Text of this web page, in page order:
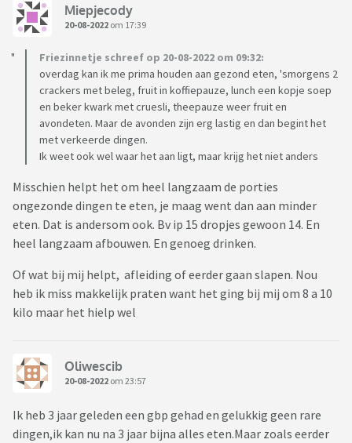
Miepjecody
20-08-2022 om 17:39
Friezinnetje schreef op 20-08-2022 om 09:32:
overdag kan ik me prima houden aan gezond eten, 'smorgens 2
crackers met beleg, fruit in koffiepauze, lunch een kopje soep
en beker kwark met cruesli, theepauze weer fruit en
avondeten. Maar de avonden zijn erg lastig en dan begint het
met verkeerde dingen.
Ik weet ook wel waar het aan ligt, maar krijg het niet anders
Misschien helpt het om heel langzaam de porties
ongezonde dingen te eten, je maag went dan aan minder
eten. Dat is andersom ook. Bv ip 15 dropjes gewoon 14. En
heel langzaam afbouwen. En genoeg drinken.
Of wat bij mij helpt, afleiding of eerder gaan slapen. Nou
heb ik miss makkelijk praten want het ging bij mij om 8 a 10
kilo maar het hielp wel
Oliwescib
20-08-2022 om 23:57
Ik heb 3 jaar geleden een gbp gehad en gelukkig geen rare
dingen,ik kan nu na 3 jaar bijna alles eten.Maar zoals eerder